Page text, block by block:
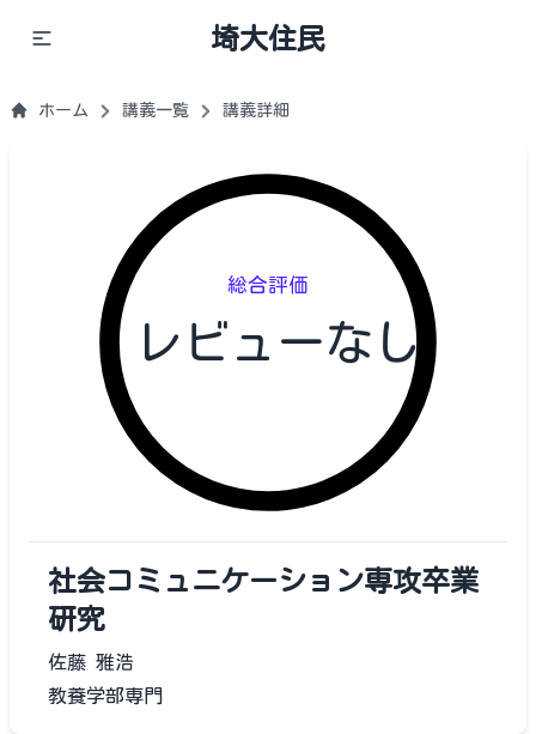
埼大住民
ホーム 講義一覧 講義詳細
総合評価
レビューなし
社会コミュニケーション専攻卒業
研究
佐藤 雅浩
教養学部専門